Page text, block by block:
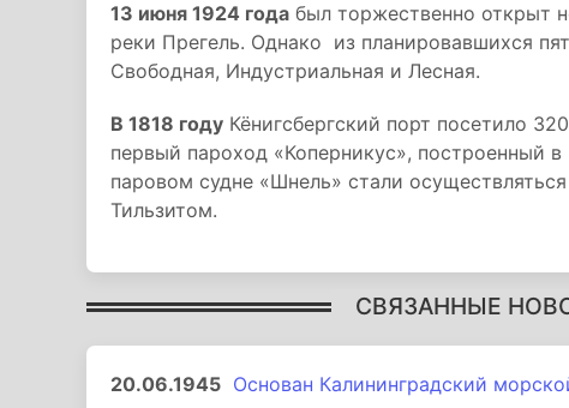
13 июня 1924 года был торжественно открыт
реки Прегель. Однако из планировавшихся
Свободная, Индустриальная и Лесная.
В 1818 году Кёнигсбергский порт посетило
первый пароход «Коперникус», построенный в
паровом судне «Шнель» стали
Тильзитом.
СВЯЗАННЫЕ
20.06.1945 Основан Калининградский